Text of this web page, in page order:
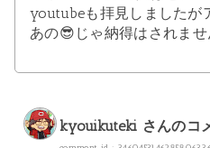
youtubeも拝見しましたが
あの😎じゃ納得はされま
kyouikuteki さんのコ